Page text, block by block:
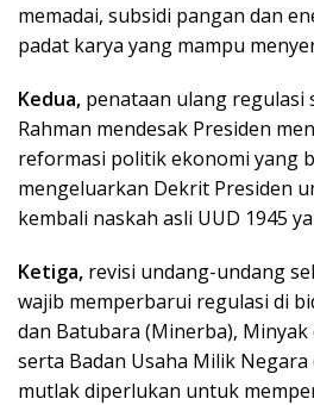
memadai, subsidi pangan dan
padat karya yang mampu
Kedua, penataan ulang regulasi
Rahman mendesak Presiden
reformasi politik ekonomi yang
mengeluarkan Dekrit Presiden
kembali naskah asli UUD 1945
Ketiga, revisi undang-undang
wajib memperbarui regulasi di
dan Batubara (Minerba), Minyak
serta Badan Usaha Milik
mutlak diperlukan untuk